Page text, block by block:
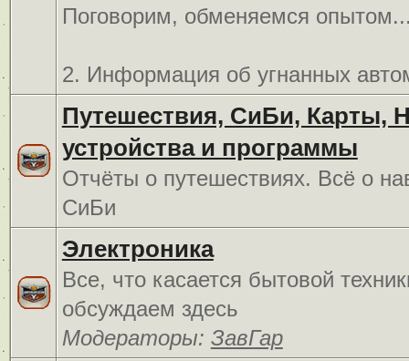
Поговорим, обменяемся
2. Информация об угнанных
Путешествия, СиБи, Карты,
устройства и программы
Отчёты о путешествиях. Всё о
СиБи
Электроника
Все, что касается бытовой
обсуждаем здесь
Модераторы: ЗавГар